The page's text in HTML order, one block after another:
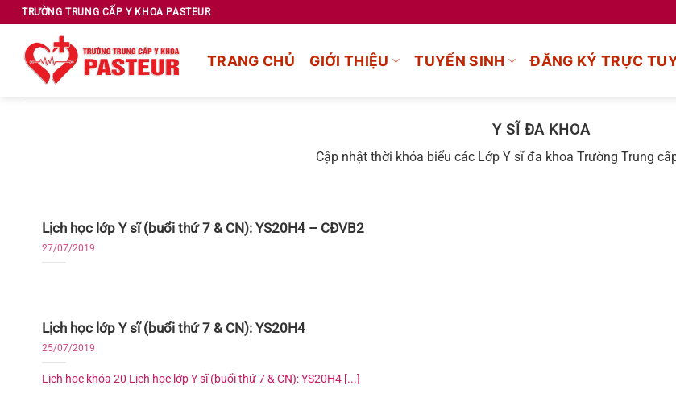
ChuyểnTRƯỜNG TRUNG CẤP Y KHOA PASTEUR
TRANG CHỦ GIỚI THIỆU TUYỂN SINH ĐĂNG KÝ TRỰC
Y SĨ ĐA KHOA
Cập nhật thời khóa biểu các Lớp Y sĩ đa khoa Trường Trung
Lịch học lớp Y sĩ (buổi thứ 7 & CN): YS20H4 – CĐVB2
27/07/2019
Lịch học lớp Y sĩ (buổi thứ 7 & CN): YS20H4
25/07/2019
Lịch học khóa 20 Lịch học lớp Y sĩ (buổi thứ 7 & CN): YS20H4 [...]